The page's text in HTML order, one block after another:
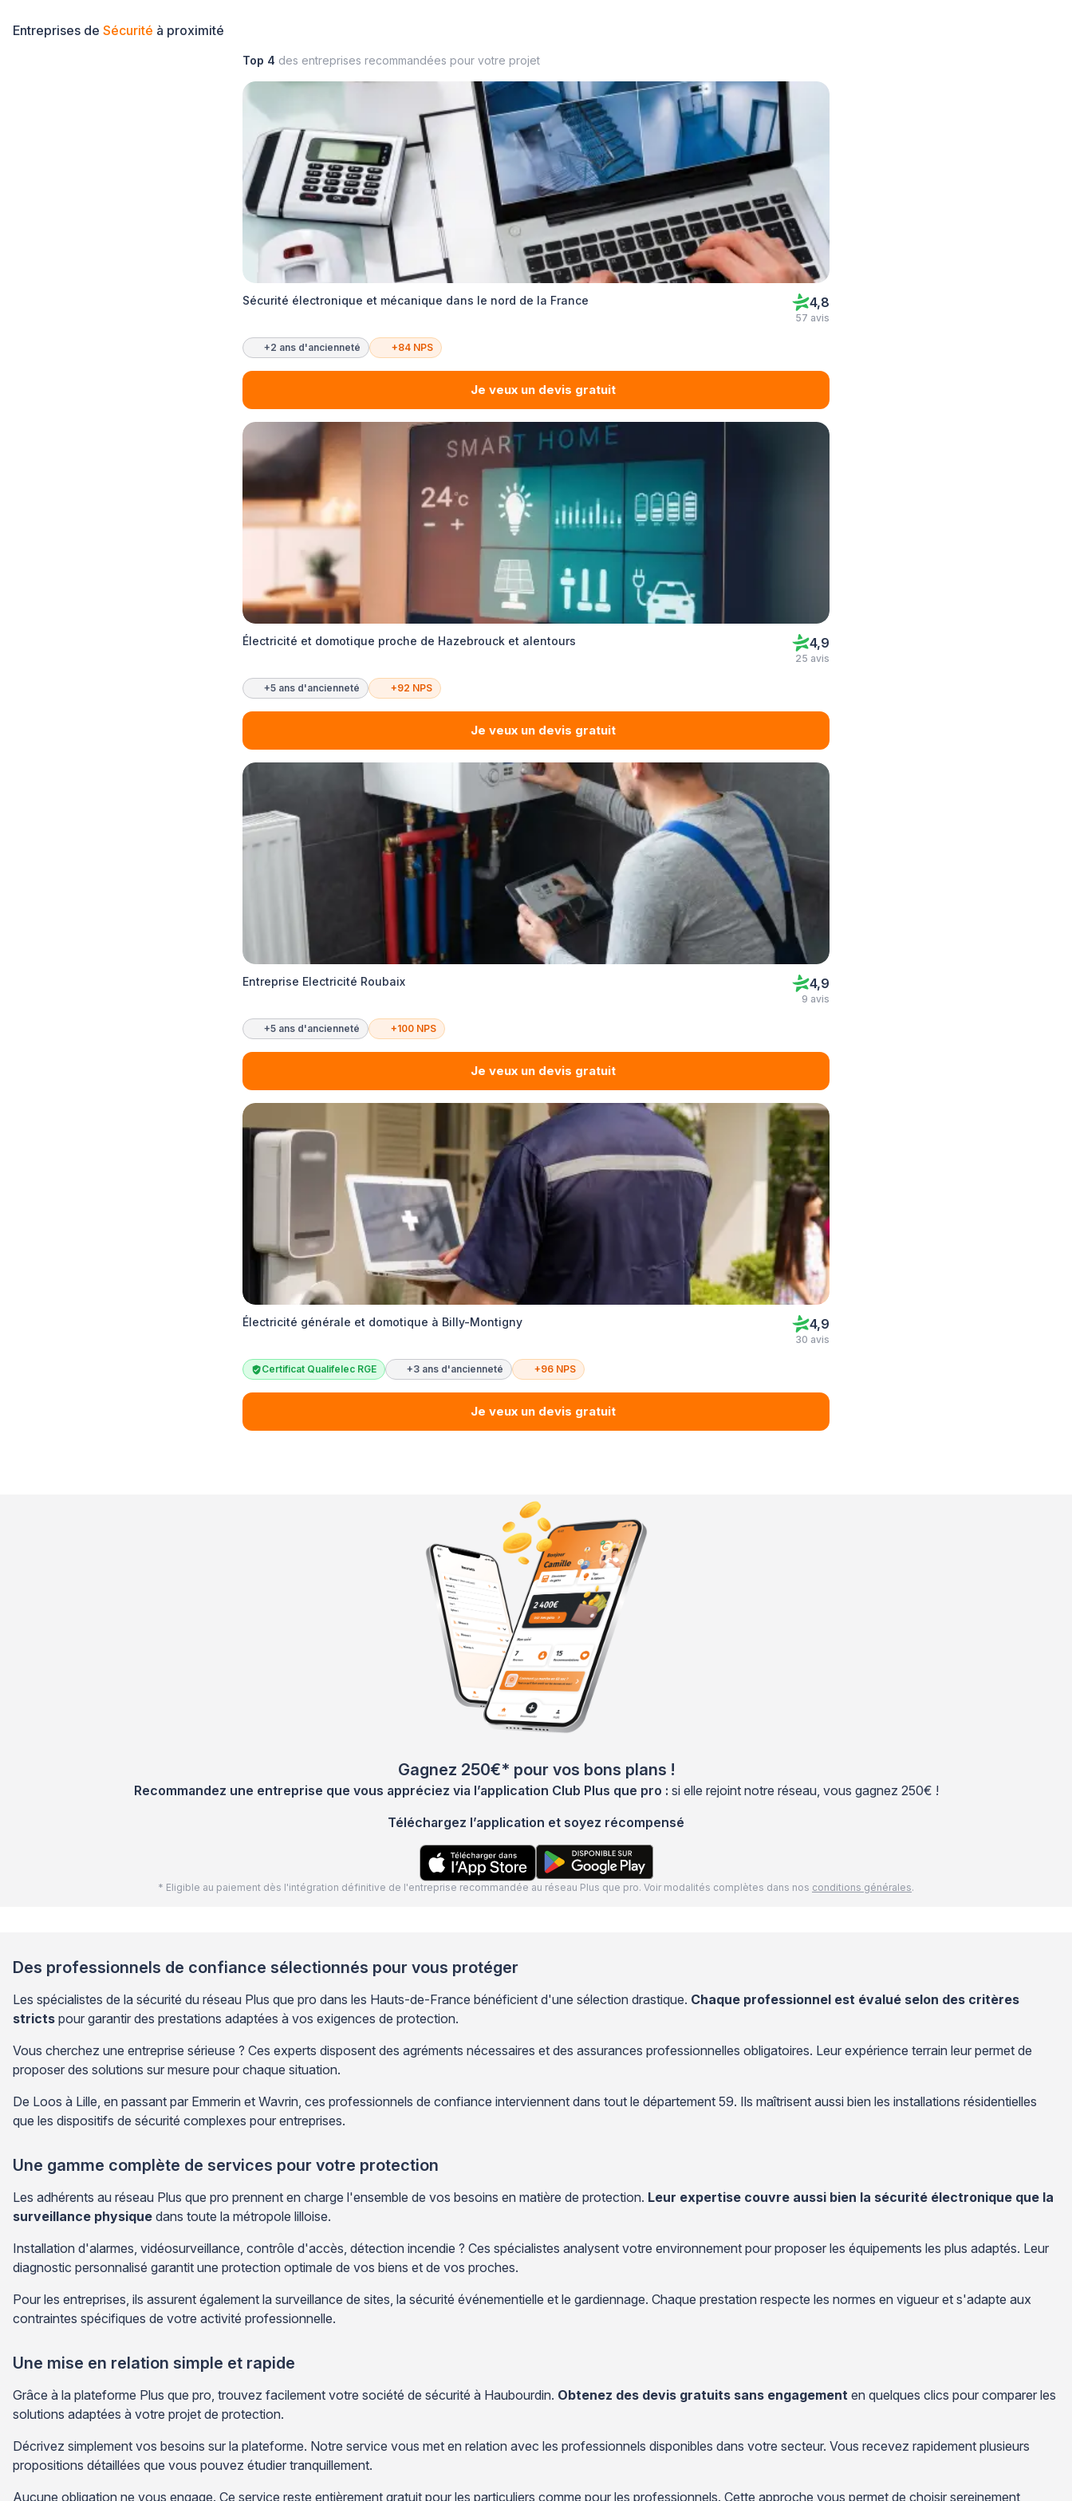
Entreprises de Sécurité à proximité
Top 4 des entreprises recommandées pour votre projet
Sécurité électronique et mécanique dans le nord de la France 4,8
57 avis
+2 ans d'ancienneté +84 NPS
Je veux un devis gratuit
Électricité et domotique proche de Hazebrouck et alentours 4,9
25 avis
+5 ans d'ancienneté +92 NPS
Je veux un devis gratuit
Entreprise Electricité Roubaix 4,9
9 avis
+5 ans d'ancienneté +100 NPS
Je veux un devis gratuit
Électricité générale et domotique à Billy-Montigny 4,9
30 avis
Certificat Qualifelec RGE +3 ans d'ancienneté +96 NPS
Je veux un devis gratuit
Gagnez 250€* pour vos bons plans !
Recommandez une entreprise que vous appréciez via l’application Club Plus que pro : si elle rejoint notre réseau, vous gagnez 250€ !
Téléchargez l’application et soyez récompensé
* Eligible au paiement dès l'intégration définitive de l'entreprise recommandée au réseau Plus que pro. Voir modalités complètes dans nos conditions générales.
Des professionnels de confiance sélectionnés pour vous protéger
Les spécialistes de la sécurité du réseau Plus que pro dans les Hauts-de-France bénéficient d'une sélection drastique. Chaque professionnel est évalué selon des critères
stricts pour garantir des prestations adaptées à vos exigences de protection.
Vous cherchez une entreprise sérieuse ? Ces experts disposent des agréments nécessaires et des assurances professionnelles obligatoires. Leur expérience terrain leur permet de
proposer des solutions sur mesure pour chaque situation.
De Loos à Lille, en passant par Emmerin et Wavrin, ces professionnels de confiance interviennent dans tout le département 59. Ils maîtrisent aussi bien les installations résidentielles
que les dispositifs de sécurité complexes pour entreprises.
Une gamme complète de services pour votre protection
Les adhérents au réseau Plus que pro prennent en charge l'ensemble de vos besoins en matière de protection. Leur expertise couvre aussi bien la sécurité électronique que la
surveillance physique dans toute la métropole lilloise.
Installation d'alarmes, vidéosurveillance, contrôle d'accès, détection incendie ? Ces spécialistes analysent votre environnement pour proposer les équipements les plus adaptés. Leur
diagnostic personnalisé garantit une protection optimale de vos biens et de vos proches.
Pour les entreprises, ils assurent également la surveillance de sites, la sécurité événementielle et le gardiennage. Chaque prestation respecte les normes en vigueur et s'adapte aux
contraintes spécifiques de votre activité professionnelle.
Une mise en relation simple et rapide
Grâce à la plateforme Plus que pro, trouvez facilement votre société de sécurité à Haubourdin. Obtenez des devis gratuits sans engagement en quelques clics pour comparer les
solutions adaptées à votre projet de protection.
Décrivez simplement vos besoins sur la plateforme. Notre service vous met en relation avec les professionnels disponibles dans votre secteur. Vous recevez rapidement plusieurs
propositions détaillées que vous pouvez étudier tranquillement.
Aucune obligation ne vous engage. Ce service reste entièrement gratuit pour les particuliers comme pour les professionnels. Cette approche vous permet de choisir sereinement